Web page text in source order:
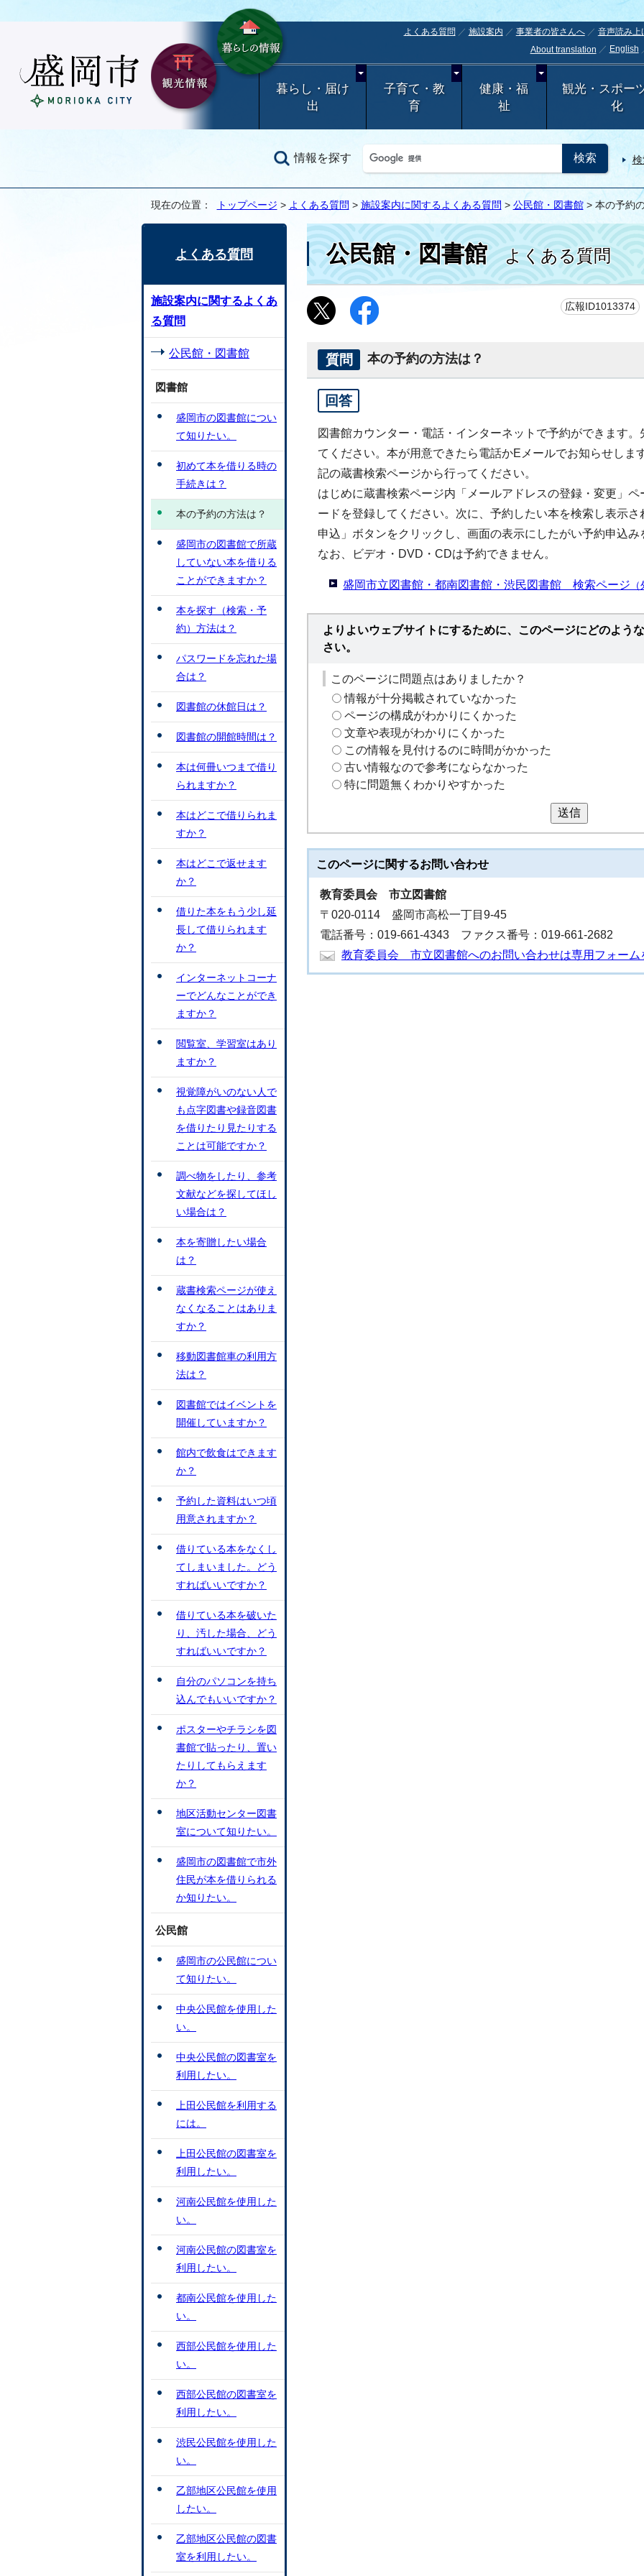
よくある質問 施設案内 事業者の皆さんへ 音声読み上
About translation
English
暮らし・届け
出
子育て・教
育
健康・福
祉
観光・スポー
化
情報を探す
現在の位置： トップページ > よくある質問 > 施設案内に関するよくある質問 > 公民館・図書館> 本の予約
公民館・図書館よくある質問
広報ID1013374
質問 本の予約の方法は？
回答
図書館カウンター・電話・インターネットで予約ができます
てください。本が用意できたら電話かEメールでお知らせしま
記の蔵書検索ページから行ってください。
はじめに蔵書検索ページ内「メールアドレスの登録・変更」
ードを登録してください。次に、予約したい本を検索し表示
申込」ボタンをクリックし、画面の表示にしたがい予約申込み
なお、ビデオ・DVD・CDは予約できません。
盛岡市立図書館・都南図書館・渋民図書館 検索ページ
よりよいウェブサイトにするために、このページにどのよう
さい。
このページに問題点はありましたか？
情報が十分掲載されていなかった
ページの構成がわかりにくかった
文章や表現がわかりにくかった
この情報を見付けるのに時間がかかった
古い情報なので参考にならなかった
特に問題無くわかりやすかった
送信
このページに関するお問い合わせ
教育委員会 市立図書館
〒020-0114 盛岡市高松一丁目9-45
電話番号：019-661-4343 ファクス番号：019-661-2682
教育委員会 市立図書館へのお問い合わせは専用フォーム
よくある質問
施設案内に関するよくあ
る質問
公民館・図書館
図書館
盛岡市の図書館につい
て知りたい。
初めて本を借りる時の
手続きは？
本の予約の方法は？
盛岡市の図書館で所蔵
していない本を借りる
ことができますか？
本を探す（検索・予
約）方法は？
パスワードを忘れた場
合は？
図書館の休館日は？
図書館の開館時間は？
本は何冊いつまで借り
られますか？
本はどこで借りられま
すか？
本はどこで返せます
か？
借りた本をもう少し延
長して借りられます
か？
インターネットコーナ
ーでどんなことができ
ますか？
閲覧室、学習室はあり
ますか？
視覚障がいのない人で
も点字図書や録音図書
を借りたり見たりする
ことは可能ですか？
調べ物をしたり、参考
文献などを探してほし
い場合は？
本を寄贈したい場合
は？
蔵書検索ページが使え
なくなることはありま
すか？
移動図書館車の利用方
法は？
図書館ではイベントを
開催していますか？
館内で飲食はできます
か？
予約した資料はいつ頃
用意されますか？
借りている本をなくし
てしまいました。どう
すればいいですか？
借りている本を破いた
り、汚した場合、どう
すればいいですか？
自分のパソコンを持ち
込んでもいいですか？
ポスターやチラシを図
書館で貼ったり、置い
たりしてもらえます
か？
地区活動センター図書
室について知りたい。
盛岡市の図書館で市外
住民が本を借りられる
か知りたい。
公民館
盛岡市の公民館につい
て知りたい。
中央公民館を使用した
い。
中央公民館の図書室を
利用したい。
上田公民館を利用する
には。
上田公民館の図書室を
利用したい。
河南公民館を使用した
い。
河南公民館の図書室を
利用したい。
都南公民館を使用した
い。
西部公民館を使用した
い。
西部公民館の図書室を
利用したい。
渋民公民館を使用した
い。
乙部地区公民館を使用
したい。
乙部地区公民館の図書
室を利用したい。